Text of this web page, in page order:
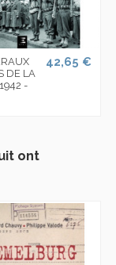
DE LA
-
42,65 €
ont